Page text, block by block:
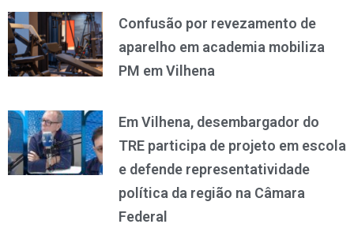
Confusão por revezamento de
aparelho em academia mobiliza
PM em Vilhena
Em Vilhena, desembargador do
TRE participa de projeto em escola
e defende representatividade
política da região na Câmara
Federal